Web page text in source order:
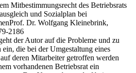
Mitbestimmungsrecht des Betriebsrats
und Sozialplan bei
Prof. Dr. Wolfgang Kleinebrink,
2186
der Autor auf die Probleme und zu
die bei der Umgestaltung eines
deren Mitarbeiter getroffen werden
vorhandenen Betriebsrat ein